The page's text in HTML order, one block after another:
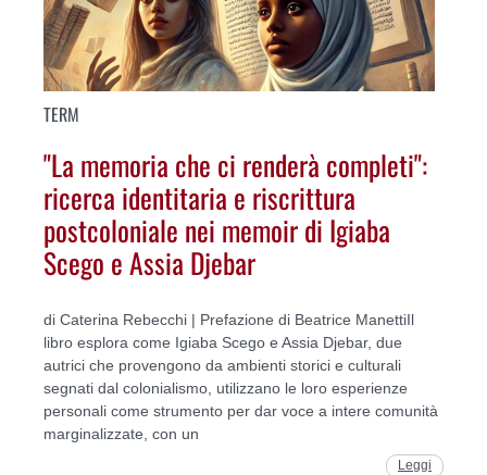
TERM
"La memoria che ci renderà completi":
ricerca identitaria e riscrittura
postcoloniale nei memoir di Igiaba
Scego e Assia Djebar
di Caterina Rebecchi | Prefazione di Beatrice ManettiIl
libro esplora come Igiaba Scego e Assia Djebar, due
autrici che provengono da ambienti storici e culturali
segnati dal colonialismo, utilizzano le loro esperienze
personali come strumento per dar voce a intere comunità
marginalizzate, con un
Leggi